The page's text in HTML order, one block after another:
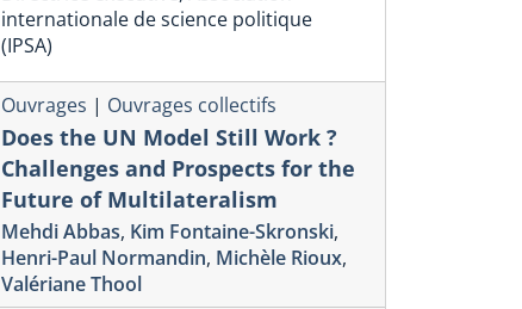
internationale de science politique
(IPSA)
Ouvrages | Ouvrages collectifs
Does the UN Model Still Work ?
Challenges and Prospects for the
Future of Multilateralism
Mehdi Abbas, Kim Fontaine-Skronski,
Henri-Paul Normandin, Michèle Rioux,
Valériane Thool